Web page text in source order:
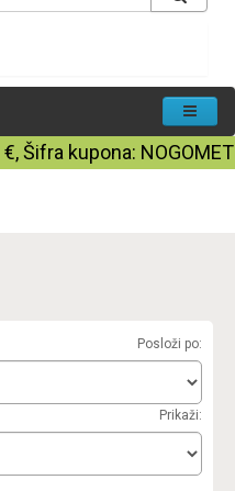
€, Šifra kupona: NOGOMET
Posloži po:
Prikaži: